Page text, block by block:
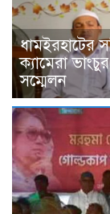
ধামইরহাটের
ক্যামেরা
সম্মেলন